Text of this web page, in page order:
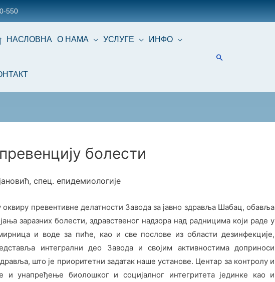
550
НАСЛОВНА О НАМА УСЛУГЕ ИНФО
болести
спец. епидемиологије
превентивне делатности Завода за јавно здравља Шабац, обавља
заразних болести, здравственог надзора над радницима који раде у
и воде за пиће, као и све послове из области дезинфекције,
интегрални део Завода и својим активностима доприноси
што је приоритетни задатак наше установе. Центар за контролу и
унапређење биолошког и социјалног интегритета јединке као и